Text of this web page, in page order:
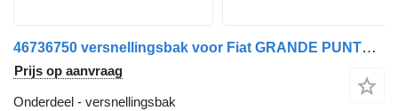
46736750 versnellingsbak voor Fiat GRANDE PUNTO (199_) | 05 auto
Prijs op aanvraag
Onderdeel - versnellingsbak